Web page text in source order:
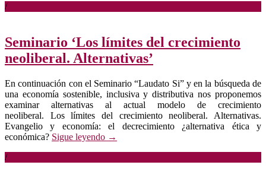
/
Seminario ‘Los límites del crecimiento
neoliberal. Alternativas’
En continuación con el Seminario “Laudato Si” y en la búsqueda de
una economía sostenible, inclusiva y distributiva nos proponemos
examinar alternativas al actual modelo de crecimiento
neoliberal. Los límites del crecimiento neoliberal. Alternativas.
Evangelio y economía: el decrecimiento ¿alternativa ética y
económica? Sigue leyendo →
/